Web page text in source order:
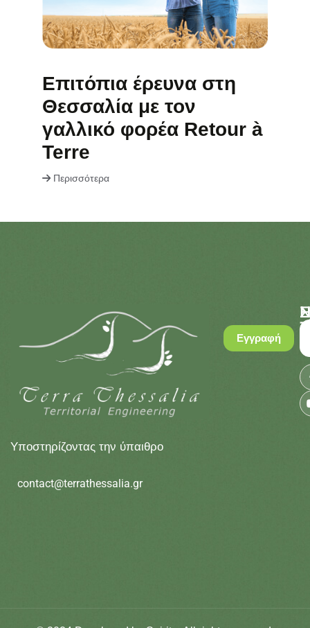
Επιτόπια έρευνα στη
Θεσσαλία με τον
γαλλικό φορέα Retour à
Terre
Περισσότερα
Υποστηρίζοντας την ύπαιθρο
contact@terrathessalia.gr
Εγγραφή